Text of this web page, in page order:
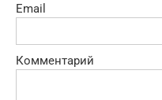
Email
Комментарий